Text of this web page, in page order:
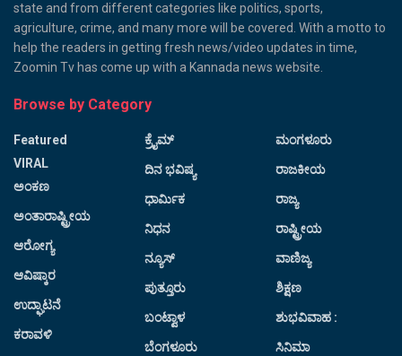
state and from different categories like politics, sports,
agriculture, crime, and many more will be covered. With a motto to
help the readers in getting fresh news/video updates in time,
Zoomin Tv has come up with a Kannada news website.
Browse by Category
Featured
VIRAL
ಅಂಕಣ
ಅಂತಾರಾಷ್ಟ್ರೀಯ
ಆರೋಗ್ಯ
ಆವಿಷ್ಕಾರ
ಉದ್ಘಾಟನೆ
ಕರಾವಳಿ
ಕ್ರೈಮ್
ದಿನ ಭವಿಷ್ಯ
ಧಾರ್ಮಿಕ
ನಿಧನ
ನ್ಯೂಸ್
ಪುತ್ತೂರು
ಬಂಟ್ವಾಳ
ಬೆಂಗಳೂರು
ಮಂಗಳೂರು
ರಾಜಕೀಯ
ರಾಜ್ಯ
ರಾಷ್ಟ್ರೀಯ
ವಾಣಿಜ್ಯ
ಶಿಕ್ಷಣ
ಶುಭವಿವಾಹ :
ಸಿನಿಮಾ